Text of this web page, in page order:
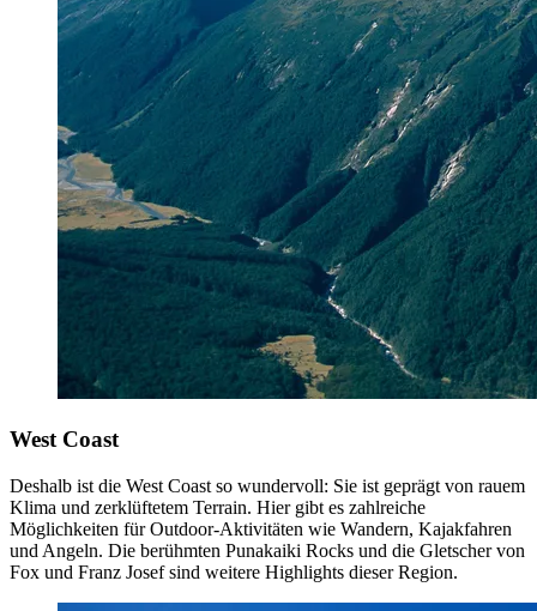
West Coast
Deshalb ist die West Coast so wundervoll: Sie ist geprägt von rauem
Klima und zerklüftetem Terrain. Hier gibt es zahlreiche
Möglichkeiten für Outdoor-Aktivitäten wie Wandern, Kajakfahren
und Angeln. Die berühmten Punakaiki Rocks und die Gletscher von
Fox und Franz Josef sind weitere Highlights dieser Region.